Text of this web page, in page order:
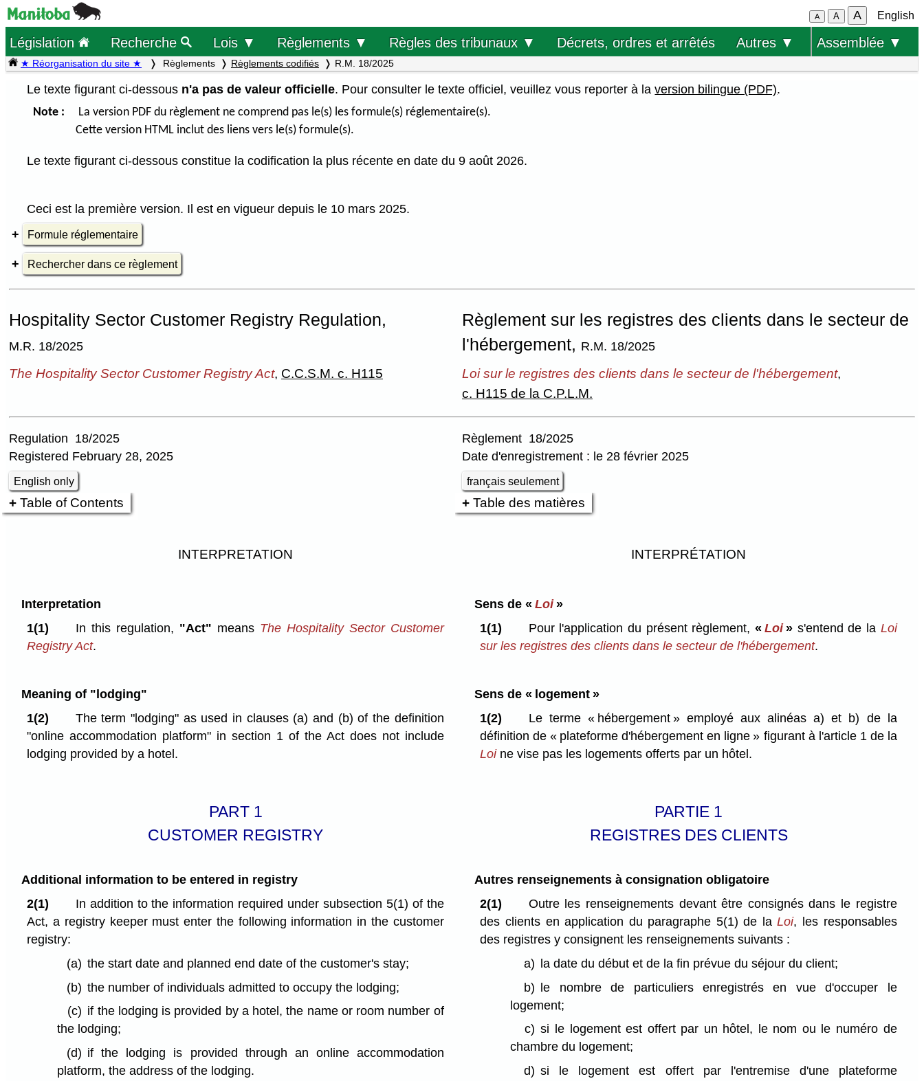
A A A English
Législation Recherche Lois ▼ Règlements ▼ Règles des tribunaux ▼ Décrets, ordres et arrêtés Autres ▼ Assemblée ▼
★ Réorganisation du site ★ Règlements Règlements codifiés R.M. 18/2025
Le texte figurant ci-dessous n'a pas de valeur officielle. Pour consulter le texte officiel, veuillez vous reporter à laversion bilingue (PDF).
Note : La version PDF du règlement ne comprend pas le(s) les formule(s) réglementaire(s).
Cette version HTML inclut des liens vers le(s) formule(s).
Le texte figurant ci-dessous constitue la codification la plus récente en date du 9 août 2026.
Ceci est la première version. Il est en vigueur depuis le 10 mars 2025.
Formule réglementaire
Rechercher dans ce règlement
Hospitality Sector Customer Registry Regulation,
M.R. 18/2025
Règlement sur les registres des clients dans le secteur de
l'hébergement, R.M. 18/2025
The Hospitality Sector Customer Registry Act, C.C.S.M. c. H115 Loi sur le registres des clients dans le secteur de l'hébergement,
c. H115 de la C.P.L.M.
Regulation 18/2025
Registered February 28, 2025
English only
Règlement 18/2025
Date d'enregistrement : le 28 février 2025
français seulement
Table of Contents Table des matières
INTERPRETATION INTERPRÉTATION
Interpretation
1(1)
In this regulation, "Act" means The Hospitality Sector Customer
Registry Act.
Sens de « Loi»
1(1)
Pour l'application du présent règlement,«Loi» s'entend de la Loi
sur les registres des clients dans le secteur de l'hébergement.
Meaning of "lodging"
1(2)
The term "lodging" as used in clauses (a) and (b) of the definition
"online accommodation platform" in section 1 of the Act does not include
lodging provided by a hotel.
Sens de « logement »
1(2)
Le terme « hébergement » employé aux alinéas a) et b) de la
définition de « plateforme d'hébergement en ligne » figurant à l'article 1 de la
Loine vise pas les logements offerts par un hôtel.
PART 1
CUSTOMER REGISTRY
PARTIE 1
REGISTRES DES CLIENTS
Additional information to be entered in registry
2(1)
In addition to the information required under subsection 5(1) of the
Act, a registry keeper must enter the following information in the customer
registry:
(a) the start date and planned end date of the customer's stay;
(b) the number of individuals admitted to occupy the lodging;
(c) if the lodging is provided by a hotel, the name or room number of
the lodging;
(d) if the lodging is provided through an online accommodation
platform, the address of the lodging.
Autres renseignements à consignation obligatoire
2(1)
Outre les renseignements devant être consignés dans le registre
des clients en application du paragraphe 5(1) de laLoi, les responsables
des registres y consignent les renseignements suivants :
a) la date du début et de la fin prévue du séjour du client;
b) le nombre de particuliers enregistrés en vue d'occuper le
logement;
c) si le logement est offert par un hôtel, le nom ou le numéro de
chambre du logement;
d) si le logement est offert par l'entremise d'une plateforme